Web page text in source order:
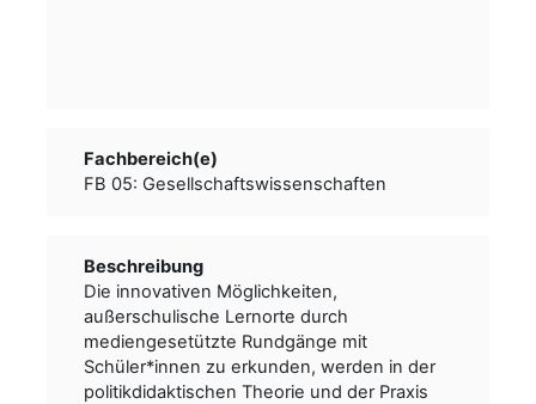
Fachbereich(e)
FB 05: Gesellschaftswissenschaften
Beschreibung
Die innovativen Möglichkeiten,
außerschulische Lernorte durch
mediengesetützte Rundgänge mit
Schüler*innen zu erkunden, werden in der
politikdidaktischen Theorie und der Praxis